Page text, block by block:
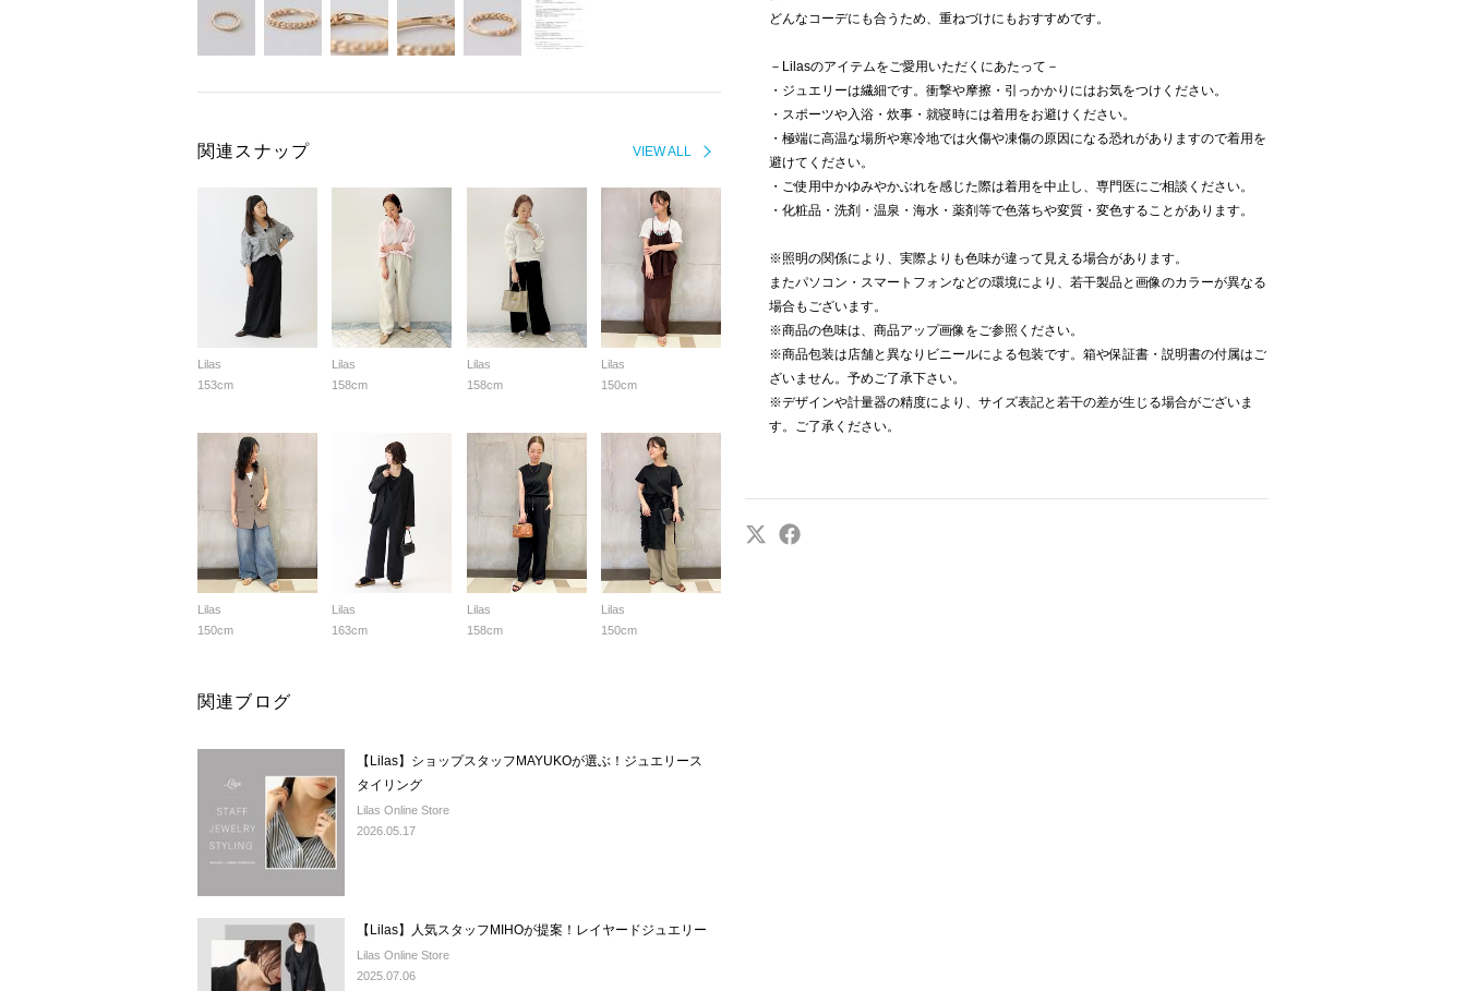
VIEW ALL
関連スナップ
Lilas
153cm
Lilas
158cm
Lilas
158cm
Lilas
150cm
Lilas
150cm
Lilas
163cm
Lilas
158cm
Lilas
150cm
関連ブログ
【Lilas】ショップスタッフMAYUKOが選ぶ！ジュエリース
タイリング
Lilas Online Store
2026.05.17
【Lilas】人気スタッフMIHOが提案！レイヤードジュエリー
Lilas Online Store
2025.07.06
どんなコーデにも合うため、重ねづけにもおすすめです。
－Lilasのアイテムをご愛用いただくにあたって－
・ジュエリーは繊細です。衝撃や摩擦・引っかかりにはお気をつけください。
・スポーツや入浴・炊事・就寝時には着用をお避けください。
・極端に高温な場所や寒冷地では火傷や凍傷の原因になる恐れがありますので着用を
避けてください。
・ご使用中かゆみやかぶれを感じた際は着用を中止し、専門医にご相談ください。
・化粧品・洗剤・温泉・海水・薬剤等で色落ちや変質・変色することがあります。
※照明の関係により、実際よりも色味が違って見える場合があります。
またパソコン・スマートフォンなどの環境により、若干製品と画像のカラーが異なる
場合もございます。
※商品の色味は、商品アップ画像をご参照ください。
※商品包装は店舗と異なりビニールによる包装です。箱や保証書・説明書の付属はご
ざいません。予めご了承下さい。
※デザインや計量器の精度により、サイズ表記と若干の差が生じる場合がございま
す。ご了承ください。